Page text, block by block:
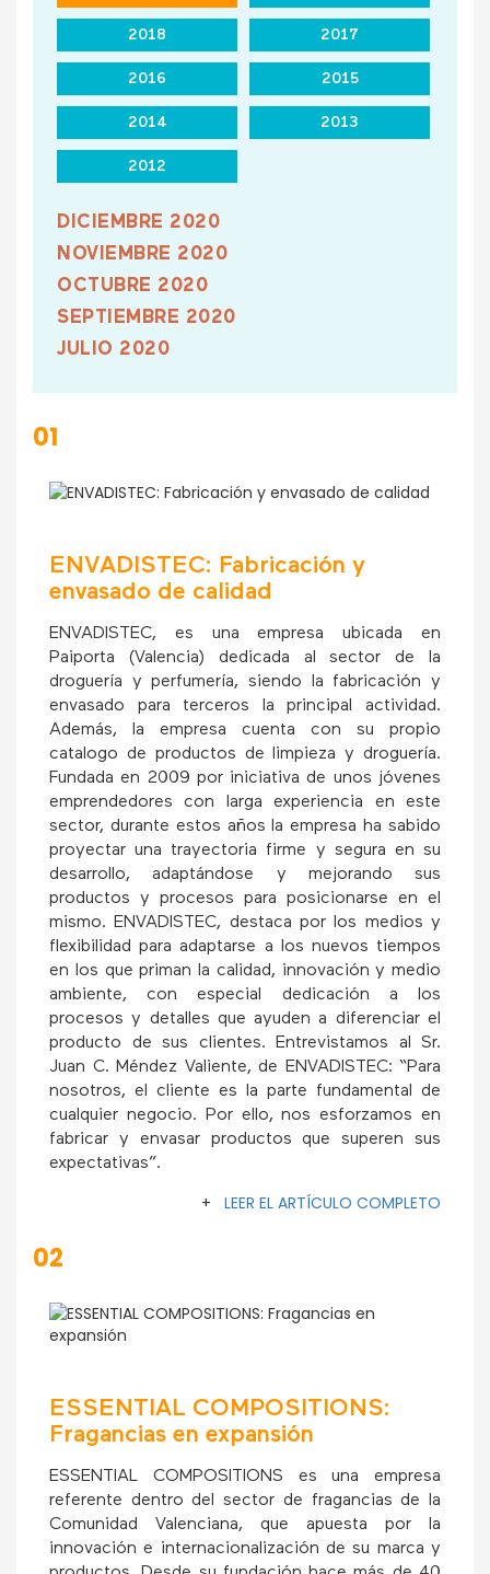
2018 2017
2016 2015
2014 2013
2012
DICIEMBRE 2020
NOVIEMBRE 2020
OCTUBRE 2020
SEPTIEMBRE 2020
JULIO 2020
01
ENVADISTEC: Fabricación y
envasado de calidad
ENVADISTEC, es una empresa ubicada en
Paiporta (Valencia) dedicada al sector de la
droguería y perfumería, siendo la fabricación y
envasado para terceros la principal actividad.
Además, la empresa cuenta con su propio
catalogo de productos de limpieza y droguería.
Fundada en 2009 por iniciativa de unos jóvenes
emprendedores con larga experiencia en este
sector, durante estos años la empresa ha sabido
proyectar una trayectoria firme y segura en su
desarrollo, adaptándose y mejorando sus
productos y procesos para posicionarse en el
mismo. ENVADISTEC, destaca por los medios y
flexibilidad para adaptarse a los nuevos tiempos
en los que priman la calidad, innovación y medio
ambiente, con especial dedicación a los
procesos y detalles que ayuden a diferenciar el
producto de sus clientes. Entrevistamos al Sr.
Juan C. Méndez Valiente, de ENVADISTEC: “Para
nosotros, el cliente es la parte fundamental de
cualquier negocio. Por ello, nos esforzamos en
fabricar y envasar productos que superen sus
expectativas”.
+ LEER EL ARTÍCULO COMPLETO
02
ESSENTIAL COMPOSITIONS:
Fragancias en expansión
ESSENTIAL COMPOSITIONS es una empresa
referente dentro del sector de fragancias de la
Comunidad Valenciana, que apuesta por la
innovación e internacionalización de su marca y